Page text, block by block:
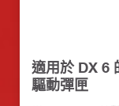
適用於 DX 6
驅動彈匣